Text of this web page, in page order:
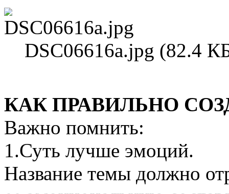
DSC06616a.jpg (82.4
КАК ПРАВИЛЬНО
Важно помнить:
1.Суть лучше эмоций.
Название темы должно